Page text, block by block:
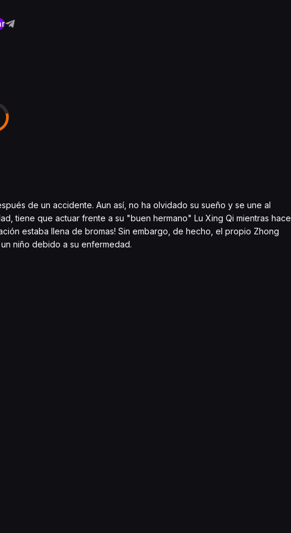
de un accidente. Aun así, no ha olvidado su sueño y se une al
tiene que actuar frente a su "buen hermano" Lu Xing Qi mientras hace
estaba llena de bromas! Sin embargo, de hecho, el propio Zhong
niño debido a su enfermedad.